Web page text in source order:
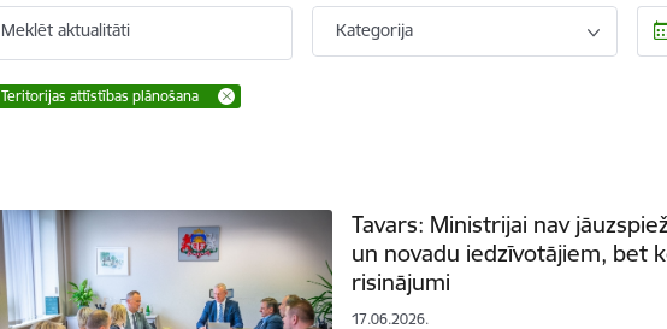
Meklēt aktualitāti Kategorija
Teritorijas attīstības plānošana
Tavars: Ministrijai nav
un novadu iedzīvotājiem, bet
risinājumi
17.06.2026.